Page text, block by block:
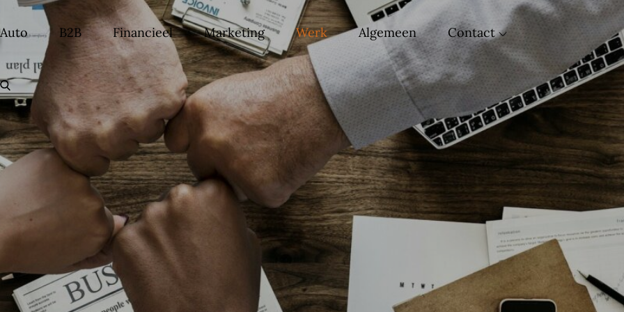
Auto B2B Financieel Marketing Werk Algemeen Contact